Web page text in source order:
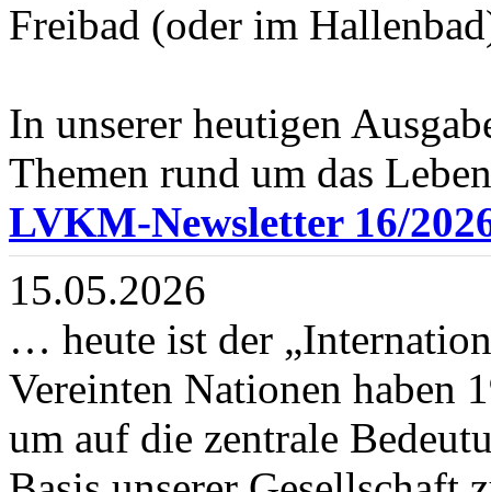
Freibad (oder im
In unserer heutigen
Themen rund um das
LVKM-Newsletter 16/
15.05.2026
… heute ist der
Vereinten Nationen haben
um auf die zentrale